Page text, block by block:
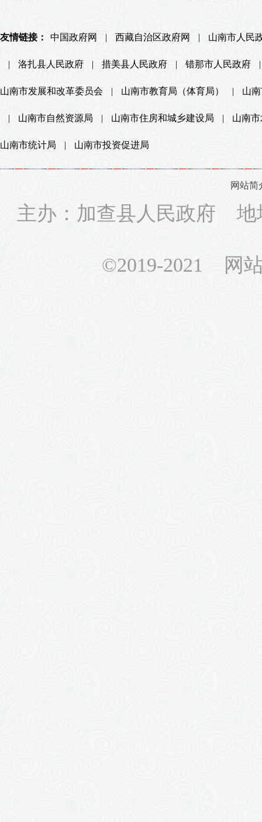
友情链接： 中国政府网 | 西藏自治区政府网 | 山南市人民
| 洛扎县人民政府 | 措美县人民政府 | 错那市人民政府 |
山南市发展和改革委员会 | 山南市教育局（体育局） | 山
| 山南市自然资源局 | 山南市住房和城乡建设局 | 山南
山南市统计局 | 山南市投资促进局
网站简
主办：加查县人民政府 地
©2019-2021 网